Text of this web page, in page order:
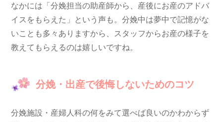
なかには「分娩担当の助産師から、産後にお産のアドバ
イスをもらえた」という声も。分娩中は夢中で記憶がな
いことも多々ありますから、スタッフからお産の様子を
教えてもらえるのは嬉しいですね。
分娩・出産で後悔しないためのコツ
分娩施設・産婦人科の何をみて選べば良いのかわからず